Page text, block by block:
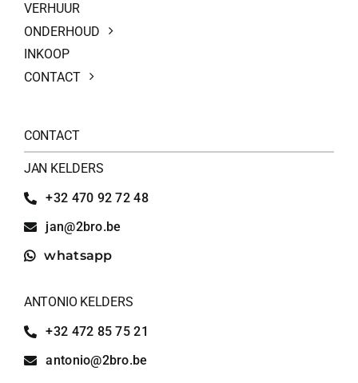
VERHUUR
ONDERHOUD
INKOOP
CONTACT
CONTACT
JAN KELDERS
+32 470 92 72 48
jan@2bro.be
whatsapp
ANTONIO KELDERS
+32 472 85 75 21
antonio@2bro.be